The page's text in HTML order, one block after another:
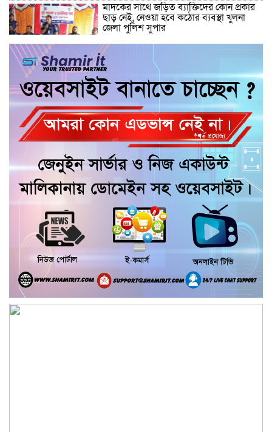
মাদকের সাথে জড়িত ব্যাক্তিদের কোন প্রকার
ছাড় নেই, নেওয়া হবে কঠোর ব্যবস্থা খুলনা
জেলা পুলিশ সুপার
“জুলাই কোন দল বা গোষ্টীর নয়, এটি সমগ্র
জাতির ” অ্যাডভোকেট জালাল উদ্দিন এমপি
ধামরাইয়ে ট্রাক চাপায় মোটরসাইকেল আরোহী
পশু চিকিৎসক নিহত, আহত ৩
কয়রায় জুলাই ছাত্র গণঅভ্যুত্থানের ২য় বার্ষিকী
উপলক্ষে জামায়াতের দোয়া ও গণমিছিল
জুলাই গণ-অভ্যুত্থান দিবসের অনুষ্ঠানে
গণঅধিকার পরিষদের নেতাকে হেনস্থার
অভিযোগ